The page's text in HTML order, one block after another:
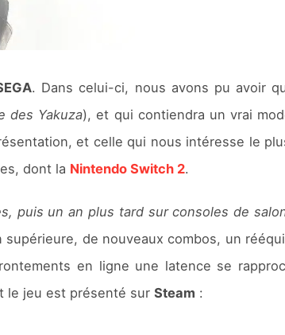
. Dans celui-ci, nous avons pu avoir
des Yakuza), et qui contiendra un vrai
et celle qui nous intéresse le
dont la Nintendo Switch 2.
puis un an plus tard sur consoles de
de nouveaux combos, un
en ligne une latence se
le jeu est présenté sur Steam :